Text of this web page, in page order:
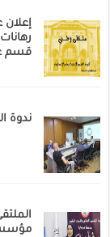
إعلان
قسم
ندوة